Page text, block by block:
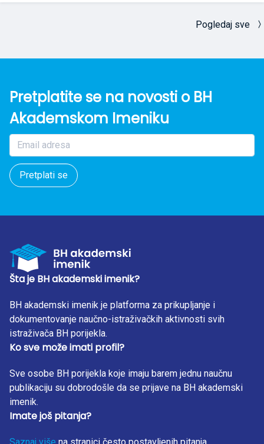
Pogledaj sve
Pretplatite se na novosti o BH
Akademskom Imeniku
Pretplati se
Šta je BH akademski imenik?
BH akademski imenik je platforma za prikupljanje i
dokumentovanje naučno-istraživačkih aktivnosti svih
istraživača BH porijekla.
Ko sve može imati profil?
Sve osobe BH porijekla koje imaju barem jednu naučnu
publikaciju su dobrodošle da se prijave na BH akademski
imenik.
Imate još pitanja?